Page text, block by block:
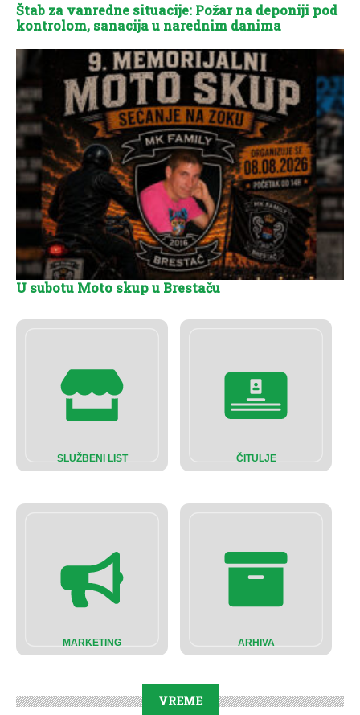
SLUŽBENI LIST ČITULJE
MARKETING ARHIVA
VREME
Štab za vanredne situacije: Požar na deponiji pod
kontrolom, sanacija u narednim danima
U subotu Moto skup u Brestaču